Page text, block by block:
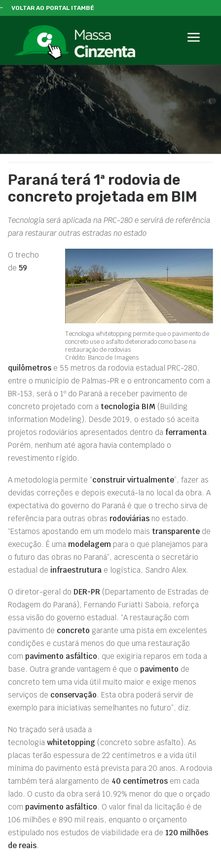
VOLTAR AO PORTAL ITAMBÉ
Paraná terá 1ª rodovia de
concreto projetada em BIM
Tecnologia será aplicada na PRC-280 e servirá de referência
para restaurar outras estradas no estado
Tecnologia whitetopping permite que o pavimento de
concreto use o asfalto deteriorado como base na
restauração de rodovias
Crédito: Banco de Imagens
O trecho
de 59
quilômetros e 55 metros da rodovia estadual PRC-280,
entre o município de Palmas-PR e o entroncamento com a
BR-153, será o 1º do Paraná a receber pavimento de
concreto projetado com a tecnologia BIM (Building
Information Modeling). Desde 2019, o estado só aceita
projetos rodoviários apresentados dentro da ferramenta.
Porém, nenhum até agora havia contemplado o
revestimento rígido.
A metodologia permite “construir virtualmente”, fazer as
devidas correções e depois executá-la no local da obra. A
expectativa do governo do Paraná é que o trecho sirva de
referência para outras obras rodoviárias no estado.
“Estamos apostando em um modelo mais transparente de
execução. É uma modelagem para o que planejamos para
o futuro das obras no Paraná”, acrescenta o secretário
estadual de infraestrutura e logística, Sandro Alex.
O diretor-geral do DER-PR (Departamento de Estradas de
Rodagem do Paraná), Fernando Furiatti Saboia, reforça
essa visão do governo estadual. “A restauração com
pavimento de concreto garante uma pista em excelentes
condições e custará menos do que uma restauração
com pavimento asfáltico, que exigiria reparos em toda a
base. Outra grande vantagem é que o pavimento de
concreto tem uma vida útil muito maior e exige menos
serviços de conservação. Esta obra poderá servir de
exemplo para iniciativas semelhantes no futuro”, diz.
No traçado será usada a
tecnologia whitetopping (concreto sobre asfalto). As
placas terão espessura de 22 centímetros e a vida útil
mínima do pavimento está prevista para 20 anos. A rodovia
também terá alargamento de 40 centímetros em cada
lado. O custo da obra será 10,92% menor do que o orçado
com pavimento asfáltico. O valor final da licitação é de
106 milhões e 890 mil reais, enquanto o orçamento
estipulado nos estudos de viabilidade era de 120 milhões
de reais.